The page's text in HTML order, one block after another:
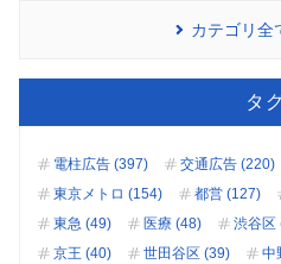
カテゴリ全
タ
電柱広告 (397) 交通広告 (220)
東京メトロ (154)
都営 (127)
東急 (49)
医療 (48) 渋谷区
京王 (40)
世田谷区 (39) 中